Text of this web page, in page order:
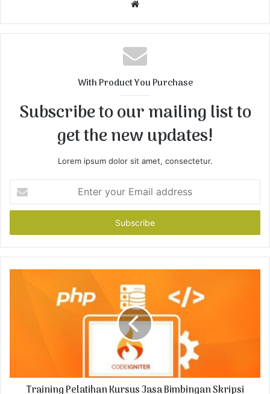
b
s
i
With Product You Purchase
Subscribe to our mailing list to
get the new updates!
Lorem ipsum dolor sit amet, consectetur.
t
r
y
Training Pelatihan Kursus Jasa Bimbingan Skripsi